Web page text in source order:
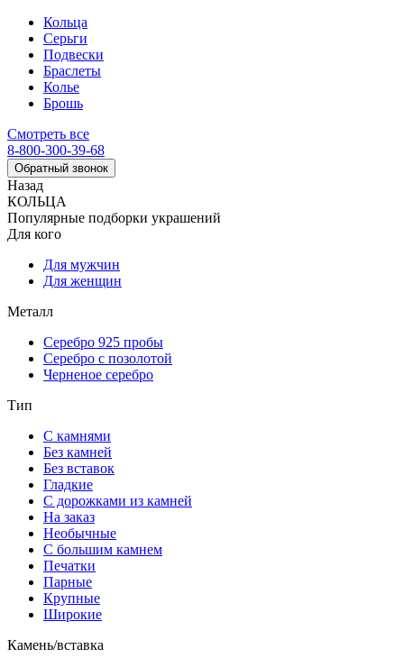
Кольца
Серьги
Подвески
Браслеты
Колье
Брошь
Смотреть все
8-800-300-39-68
Обратный звонок
Назад
КОЛЬЦА
Популярные подборки украшений
Для кого
Для мужчин
Для женщин
Металл
Серебро 925 пробы
Серебро с позолотой
Черненое серебро
Тип
С камнями
Без камней
Без вставок
Гладкие
С дорожками из камней
На заказ
Необычные
С большим камнем
Печатки
Парные
Крупные
Широкие
Камень/вставка